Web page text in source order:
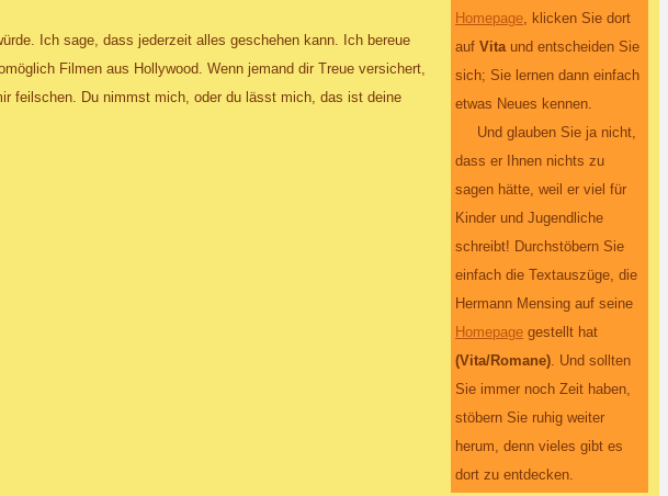
Ich sage, dass jederzeit alles geschehen kann. Ich bereue
Filmen aus Hollywood. Wenn jemand dir Treue versichert,
feilschen. Du nimmst mich, oder du lässt mich, das ist deine
Homepage , klicken Sie dort
auf Vita und entscheiden Sie
sich; Sie lernen dann einfach
etwas Neues kennen.
Und glauben Sie ja nicht,
dass er Ihnen nichts zu
sagen hätte, weil er viel für
Kinder und Jugendliche
schreibt! Durchstöbern Sie
einfach die Textauszüge, die
Hermann Mensing auf seine
Homepage gestellt hat
(Vita/Romane) . Und sollten
Sie immer noch Zeit haben,
stöbern Sie ruhig weiter
herum, denn vieles gibt es
dort zu entdecken.